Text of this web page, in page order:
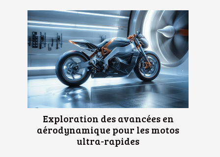
Exploration des avancées en
aérodynamique pour les motos
ultra-rapides